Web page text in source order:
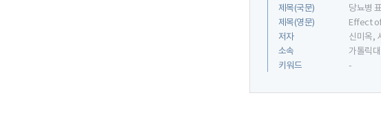
제목(국문)
당뇨병
제목(영문)
Effect
저자
신미옥,
소속
가톨릭
키워드
-